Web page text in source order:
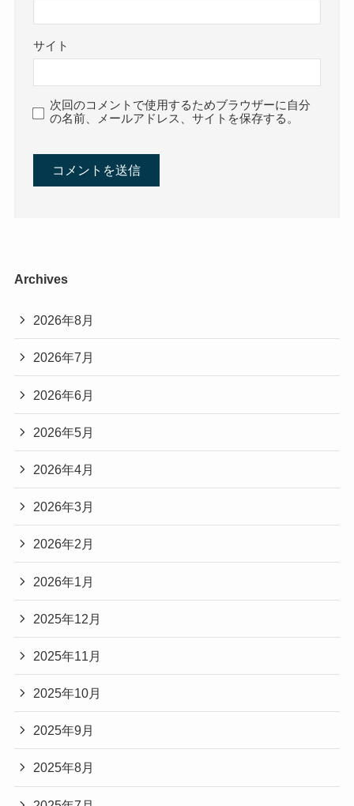
サイト
次回のコメントで使用するためブラウザーに自分
の名前、メールアドレス、サイトを保存する。
Archives
2026年8月
2026年7月
2026年6月
2026年5月
2026年4月
2026年3月
2026年2月
2026年1月
2025年12月
2025年11月
2025年10月
2025年9月
2025年8月